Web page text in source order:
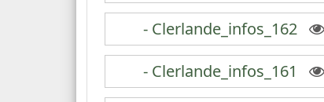
- Clerlande_infos_162
- Clerlande_infos_161